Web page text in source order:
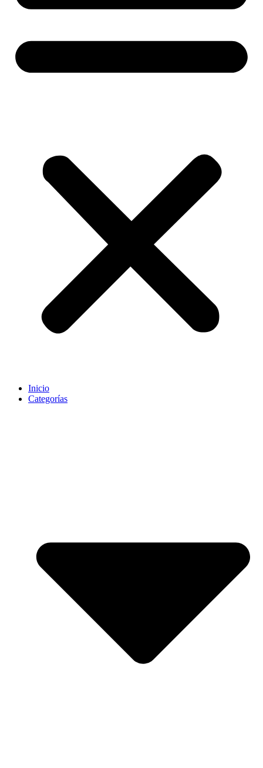
Inicio
Categorías